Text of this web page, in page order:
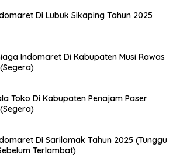
Di Lubuk Sikaping Tahun 2025
Indomaret Di Kabupaten Musi Rawas
Toko Di Kabupaten Penajam Paser
Di Sarilamak Tahun 2025 (Tunggu
Terlambat)